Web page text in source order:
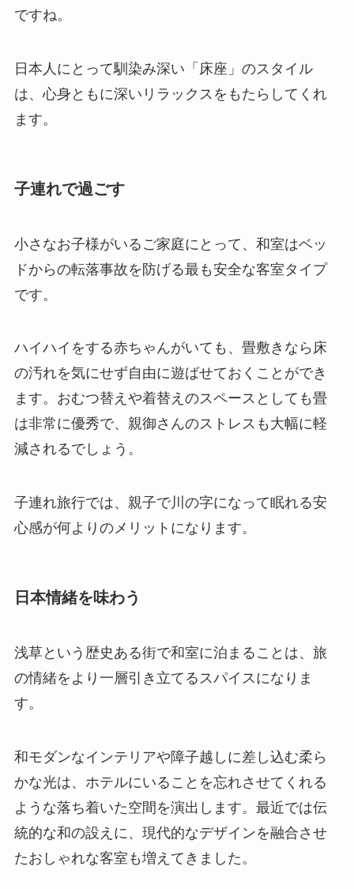
ですね。
日本人にとって馴染み深い「床座」のスタイル
は、心身ともに深いリラックスをもたらしてくれ
ます。
子連れで過ごす
小さなお子様がいるご家庭にとって、和室はベッ
ドからの転落事故を防げる最も安全な客室タイプ
です。
ハイハイをする赤ちゃんがいても、畳敷きなら床
の汚れを気にせず自由に遊ばせておくことができ
ます。おむつ替えや着替えのスペースとしても畳
は非常に優秀で、親御さんのストレスも大幅に軽
減されるでしょう。
子連れ旅行では、親子で川の字になって眠れる安
心感が何よりのメリットになります。
日本情緒を味わう
浅草という歴史ある街で和室に泊まることは、旅
の情緒をより一層引き立てるスパイスになりま
す。
和モダンなインテリアや障子越しに差し込む柔ら
かな光は、ホテルにいることを忘れさせてくれる
ような落ち着いた空間を演出します。最近では伝
統的な和の設えに、現代的なデザインを融合させ
たおしゃれな客室も増えてきました。